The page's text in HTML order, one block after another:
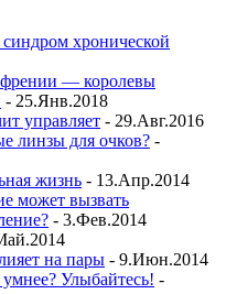
хронической
— королевы
- 25.Янв.2018
управляет - 29.Авг.2016
линзы для очков? -
жизнь - 13.Апр.2014
может вызвать
- 3.Фев.2014
на пары - 9.Июн.2014
Улыбайтесь! -